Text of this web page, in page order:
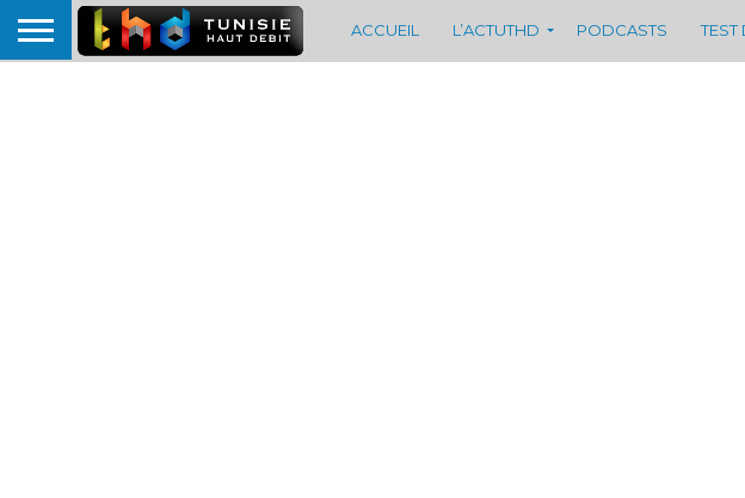
ACCUEIL L’ACTUTHD PODCASTS TEST